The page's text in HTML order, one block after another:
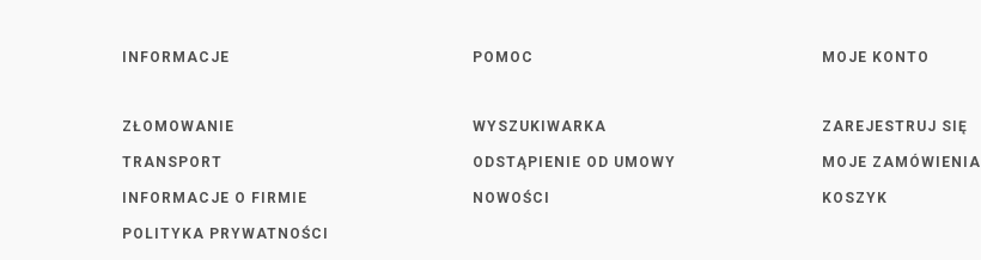
INFORMACJE
ZŁOMOWANIE
TRANSPORT
INFORMACJE O FIRMIE
POLITYKA PRYWATNOŚCI
POMOC
WYSZUKIWARKA
ODSTĄPIENIE OD UMOWY
NOWOŚCI
MOJE KONTO
ZAREJESTRUJ SIĘ
MOJE ZAMÓWIENIA
KOSZYK